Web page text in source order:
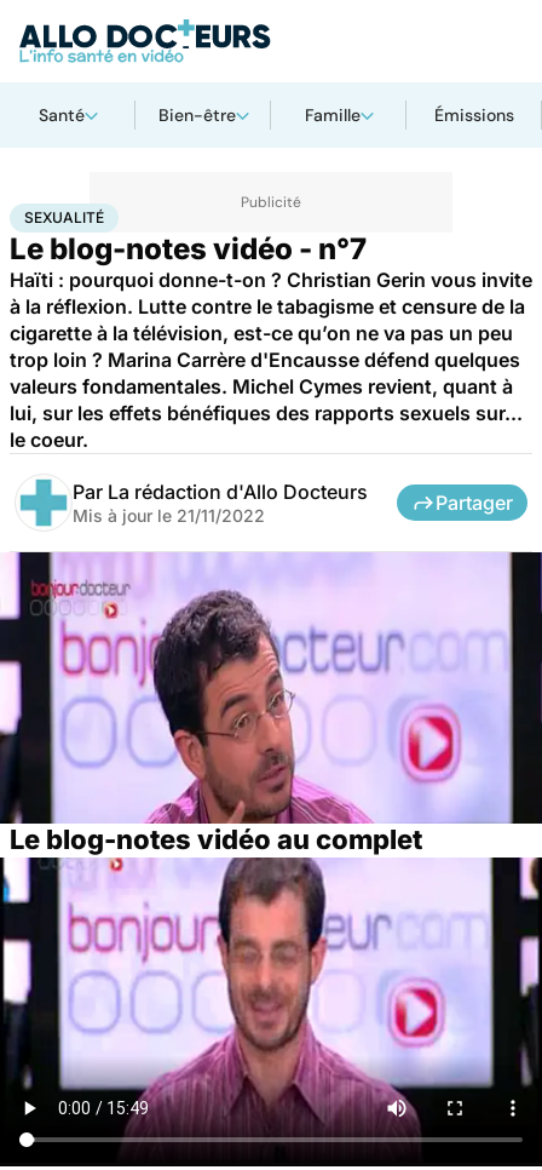
Santé Bien-être Famille Émissions
AccueilBien-être
SEXUALITÉ
Le blog-notes vidéo - n°7
Haïti : pourquoi donne-t-on ? Christian Gerin vous invite
à la réflexion. Lutte contre le tabagisme et censure de la
cigarette à la télévision, est-ce qu’on ne va pas un peu
trop loin ? Marina Carrère d'Encausse défend quelques
valeurs fondamentales. Michel Cymes revient, quant à
lui, sur les effets bénéfiques des rapports sexuels sur...
le coeur.
Par La rédaction d'Allo Docteurs
Mis à jour le 21/11/2022
Partager
Le blog-notes vidéo au complet